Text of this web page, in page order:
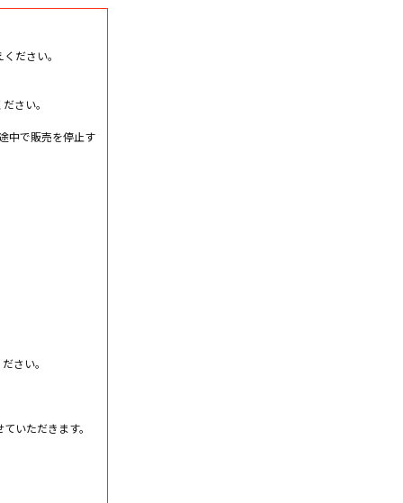
ださい。
さい。
中で販売を停止す
さい。
いただきます。